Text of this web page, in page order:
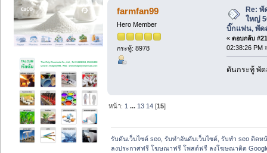
farmfan99
Hero Member
กระทู้: 8978
Re: พั
ใหญ่
บิ๊กแฟน, พัด
« ตอบกลับ
02:38:26 PM
ดันกระทู้ พั
หน้า: 1 ... 13 14 [15]
รับดันเว็บไซต์ seo, รับทำอันดับเว็บไซต์, รับทำ seo ติดห
ลงประกาศฟรี โฆษณาฟรี โพสต์ฟรี ลงโฆษณาติด